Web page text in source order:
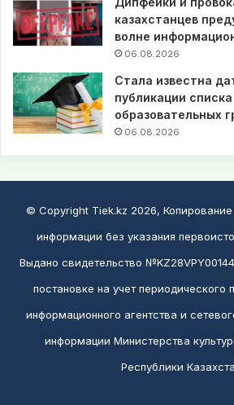
казахстанцев
волне
06.08.2026
Стала известна
публикации
образовательных
06.08.2026
© Copyright Tiek.kz 2026,
информации без указания
Выдано свидетельство
постановке на учет периодического
информационного агентства и
информации Министерства
Республики